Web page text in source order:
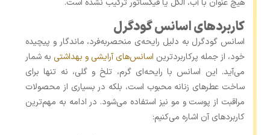
هیچ عنوان با آب، الکل یا فیکساتور ترکیب نشده است.
کاربردهای اسانس گودگرل
اسانس گودگرل به ‌دلیل رایحه‌ی منحصربه‌فرد، ماندگار و پیچیده
خود، از جمله پرکاربردترین اسانس‌های آرایشی و بهداشتی به‌ شمار
می‌آید. این اسانس با رایحه‌ای گرم، تلخ و گلی، نه‌ تنها برای
ساخت عطرهای زنانه محبوب است، بلکه در بسیاری از محصولات
مراقبت از پوست و مو نیز استفاده می‌شود. در ادامه به مهم‌ترین
کاربردهای آن اشاره می‌کنیم: